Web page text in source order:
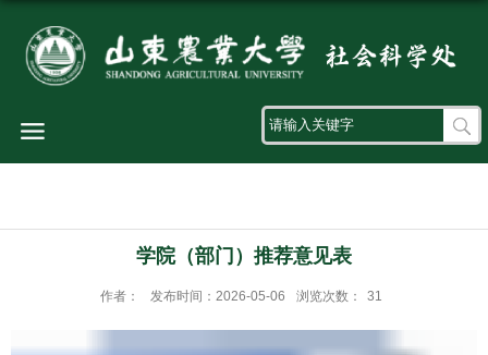
学院（部门）推荐意见表
作者： 发布时间：2026-05-06 浏览次数： 31